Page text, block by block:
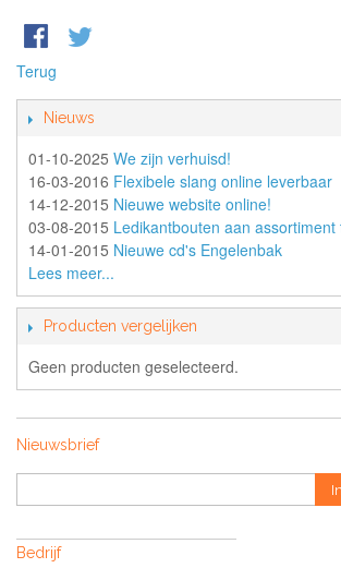
Terug
Nieuws
01-10-2025 We zijn verhuisd!
16-03-2016 Flexibele slang online leverbaar
14-12-2015 Nieuwe website online!
03-08-2015 Ledikantbouten aan assortiment
14-01-2015 Nieuwe cd's Engelenbak
Lees meer...
Producten vergelijken
Geen producten geselecteerd.
Nieuwsbrief
Bedrijf